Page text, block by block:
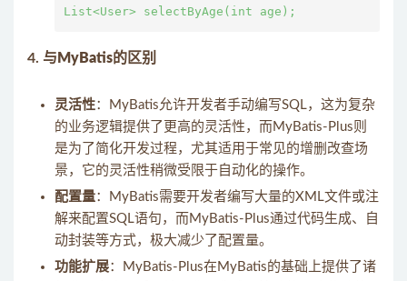
4. 与MyBatis的区别
灵活性：MyBatis允许开发者手动编写SQL，这为复杂
的业务逻辑提供了更高的灵活性，而MyBatis-Plus则
是为了简化开发过程，尤其适用于常见的增删改查场
景，它的灵活性稍微受限于自动化的操作。
配置量：MyBatis需要开发者编写大量的XML文件或注
解来配置SQL语句，而MyBatis-Plus通过代码生成、自
动封装等方式，极大减少了配置量。
功能扩展：MyBatis-Plus在MyBatis的基础上提供了诸